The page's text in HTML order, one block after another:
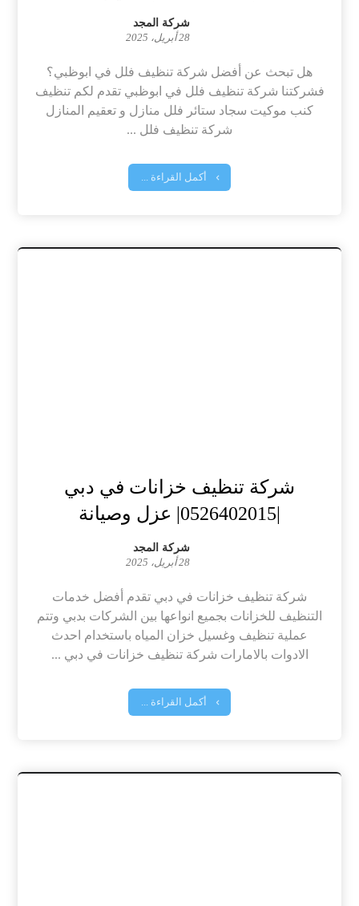
شركة المجد
28 أبريل، 2025
هل تبحث عن أفضل شركة تنظيف فلل في ابوظبي؟
فشركتنا شركة تنظيف فلل في ابوظبي تقدم لكم تنظيف
كنب موكيت سجاد ستائر فلل منازل و تعقيم المنازل
شركة تنظيف فلل ...
أكمل القراءة ...
شركة تنظيف خزانات في دبي
|0526402015| عزل وصيانة
شركة المجد
28 أبريل، 2025
شركة تنظيف خزانات في دبي تقدم أفضل خدمات
التنظيف للخزانات بجميع انواعها بين الشركات بدبي وتتم
عملية تنظيف وغسيل خزان المياه باستخدام احدث
الادوات بالامارات شركة تنظيف خزانات في دبي ...
أكمل القراءة ...